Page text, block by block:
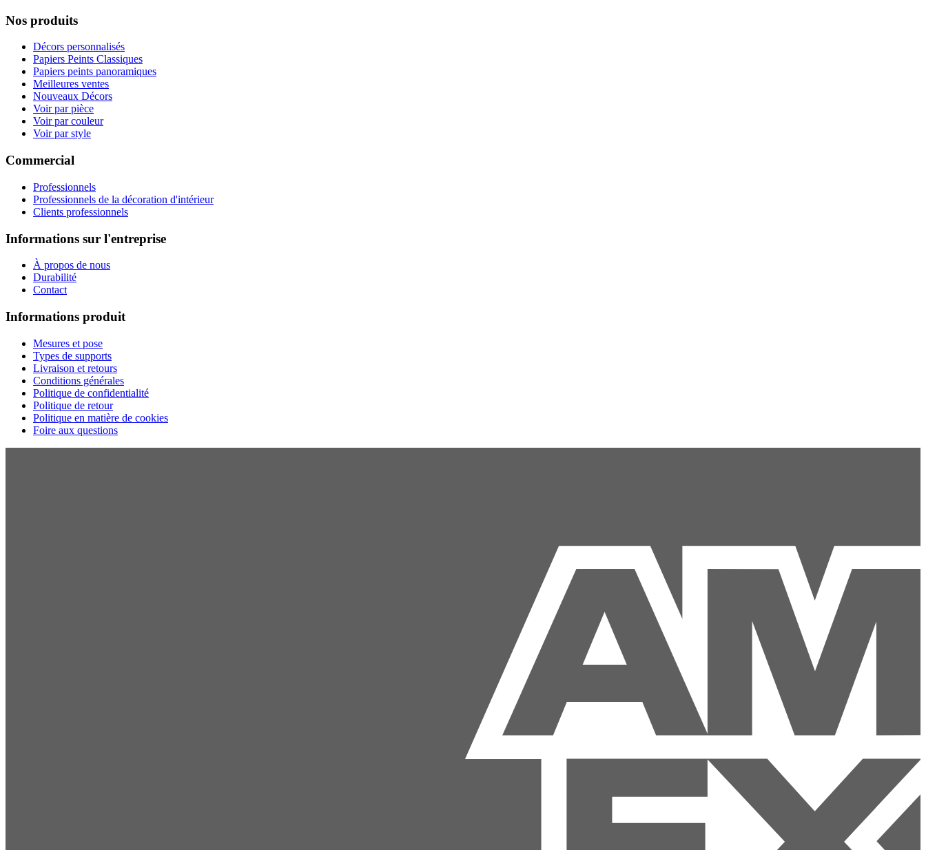
Nos produits
Décors personnalisés
Papiers Peints Classiques
Papiers peints panoramiques
Meilleures ventes
Nouveaux Décors
Voir par pièce
Voir par couleur
Voir par style
Commercial
Professionnels
Professionnels de la décoration d'intérieur
Clients professionnels
Informations sur l'entreprise
À propos de nous
Durabilité
Contact
Informations produit
Mesures et pose
Types de supports
Livraison et retours
Conditions générales
Politique de confidentialité
Politique de retour
Politique en matière de cookies
Foire aux questions